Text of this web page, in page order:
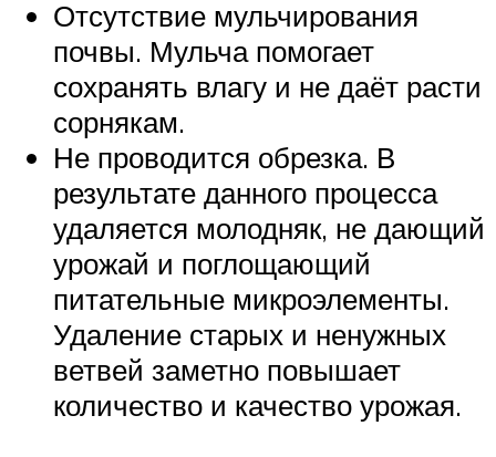
Отсутствие мульчирования
почвы. Мульча помогает
сохранять влагу и не даёт расти
сорнякам.
Не проводится обрезка. В
результате данного процесса
удаляется молодняк, не дающий
урожай и поглощающий
питательные микроэлементы.
Удаление старых и ненужных
ветвей заметно повышает
количество и качество урожая.